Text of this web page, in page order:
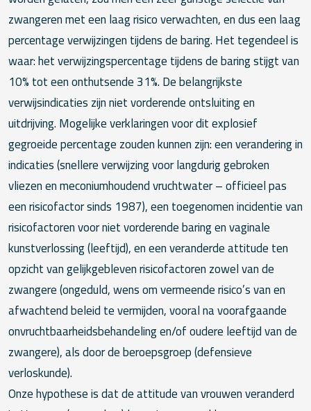
zwangeren met een laag risico verwachten, en dus een laag
percentage verwijzingen tijdens de baring. Het tegendeel is
waar: het verwijzingspercentage tijdens de baring stijgt van
10% tot een onthutsende 31%. De belangrijkste
verwijsindicaties zijn niet vorderende ontsluiting en
uitdrijving. Mogelijke verklaringen voor dit explosief
gegroeide percentage zouden kunnen zijn: een verandering in
indicaties (snellere verwijzing voor langdurig gebroken
vliezen en meconiumhoudend vruchtwater – officieel pas
een risicofactor sinds 1987), een toegenomen incidentie van
risicofactoren voor niet vorderende baring en vaginale
kunstverlossing (leeftijd), en een veranderde attitude ten
opzicht van gelijkgebleven risicofactoren zowel van de
zwangere (ongeduld, wens om vermeende risico’s van en
afwachtend beleid te vermijden, vooral na voorafgaande
onvruchtbaarheidsbehandeling en/of oudere leeftijd van de
zwangere), als door de beroepsgroep (defensieve
verloskunde).
Onze hypothese is dat de attitude van vrouwen veranderd